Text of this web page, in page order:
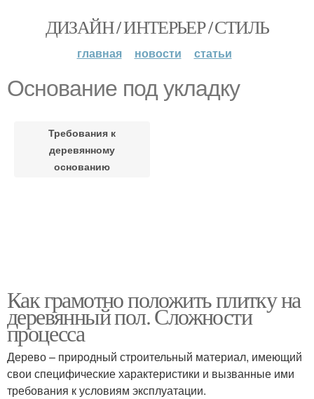
ДИЗАЙН / ИНТЕРЬЕР / СТИЛЬ
главная новости статьи
Основание под укладку
Требования к
деревянному
основанию
Как грамотно положить плитку на
деревянный пол. Сложности
процесса
Дерево – природный строительный материал, имеющий
свои специфические характеристики и вызванные ими
требования к условиям эксплуатации.